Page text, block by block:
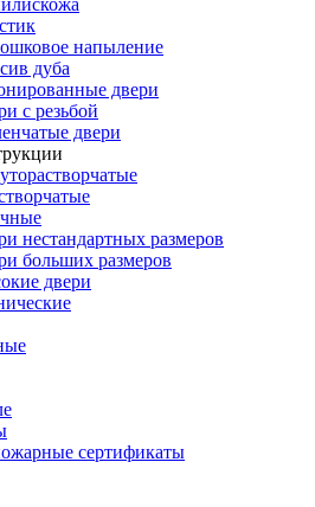
напыление
дуба
двери
с резьбой
двери
нестандартных размеров
больших размеров
двери
сертификаты